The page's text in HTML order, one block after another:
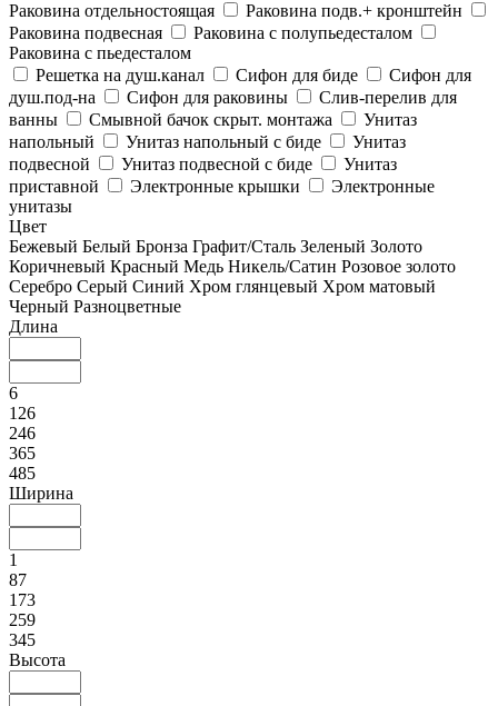
Раковина отдельностоящая
Раковина подв.+ кронштейн
Раковина подвесная
Раковина с полупьедесталом
Раковина с пьедесталом
Решетка на душ.канал
Сифон для биде
Сифон для
душ.под-на
Сифон для раковины
Слив-перелив для
ванны
Смывной бачок скрыт. монтажа
Унитаз
напольный
Унитаз напольный с биде
Унитаз
подвесной
Унитаз подвесной с биде
Унитаз
приставной
Электронные крышки
Электронные
унитазы
Цвет
Бежевый Белый Бронза Графит/Сталь Зеленый Золото
Коричневый Красный Медь Никель/Сатин Розовое золото
Серебро Серый Синий Хром глянцевый Хром матовый
Черный Разноцветные
Длина
6
126
246
365
485
Ширина
1
87
173
259
345
Высота